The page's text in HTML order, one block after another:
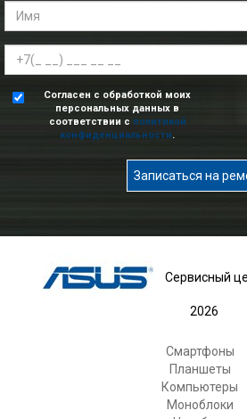
Согласен с обработкой моих
персональных данных в
соответствии с политикой
конфиденциальности.
Записаться на
Сервисный
2026
Смартфоны
Планшеты
Компьютеры
Моноблоки